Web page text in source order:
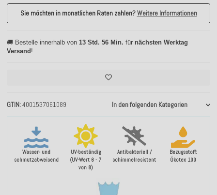
Wasser- und
schmutzabweisend
UV-beständig
(UV-Wert 6 - 7
von 8)
Antibakteriell /
schimmelresistent
Bezugsstoff:
Ökotex 100
GTIN 4001537061089 In den folgenden Kategorien
Sie möchten in monatlichen Raten zahlen?Weitere Informationen
🚚 Bestelle innerhalb von 13 Std. 56 Min. für nächsten Werktag
Versand!